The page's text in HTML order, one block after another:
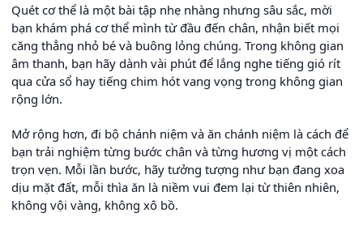
Quét cơ thể là một bài tập nhẹ nhàng nhưng sâu sắc, mời
bạn khám phá cơ thể mình từ đầu đến chân, nhận biết mọi
căng thẳng nhỏ bé và buông lỏng chúng. Trong không gian
âm thanh, bạn hãy dành vài phút để lắng nghe tiếng gió rít
qua cửa sổ hay tiếng chim hót vang vọng trong không gian
rộng lớn.
Mở rộng hơn, đi bộ chánh niệm và ăn chánh niệm là cách để
bạn trải nghiệm từng bước chân và từng hương vị một cách
trọn vẹn. Mỗi lần bước, hãy tưởng tượng như bạn đang xoa
dịu mặt đất, mỗi thìa ăn là niềm vui đem lại từ thiên nhiên,
không vội vàng, không xô bồ.